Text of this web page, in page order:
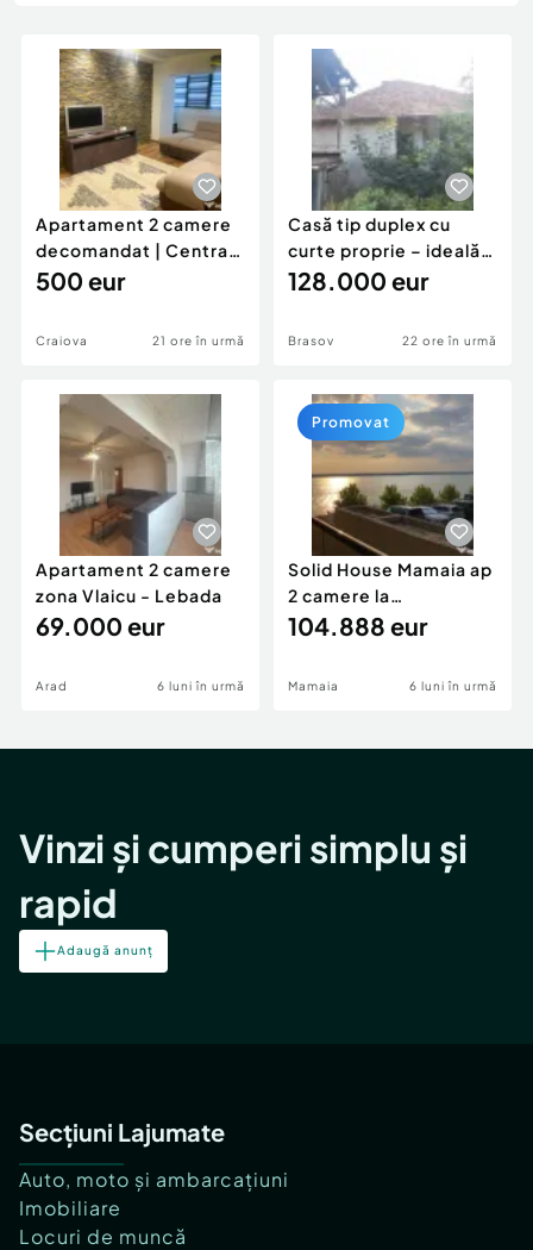
Animale de companie
Afaceri și echipamente profesionale
Inchiriere Bunuri si Vehicule
Piese auto si accesorii
Dacia Duster
Apartament 2 camere
decomandat | Centrală
proprie | 60 mp |
500 eur
Craiova 21 ore în urmă
Casă tip duplex cu
curte proprie – ideală
pentru renovar
128.000 eur
Brasov 22 ore în urmă
Apartament 2 camere
zona Vlaicu - Lebada
69.000 eur
Arad 6 luni în urmă
Solid House Mamaia ap
2 camere la
cheie,langa Mega
104.888 eur
Mamaia 6 luni în urmă
Promovat
Vinzi și cumperi simplu și
rapid
Adaugă anunț
Secțiuni Lajumate
Auto, moto și ambarcațiuni
Imobiliare
Locuri de muncă